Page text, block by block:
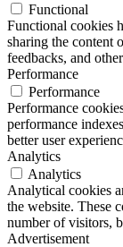
Functional
Functional cookies
sharing the content
feedbacks, and
Performance
Performance
Performance
performance
better user
Analytics
Analytics
Analytical cookies
the website. These
number of visitors,
Advertisement